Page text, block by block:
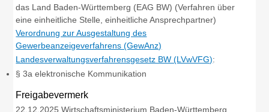
das Land Baden-Württemberg (EAG BW) (Verfahren über
eine einheitliche Stelle, einheitliche Ansprechpartner)
Verordnung zur Ausgestaltung des
Gewerbeanzeigeverfahrens (GewAnz)
Landesverwaltungsverfahrensgesetz BW (LVwVFG):
§ 3a elektronische Kommunikation
Freigabevermerk
22.12.2025 Wirtschaftsministerium Baden-Württemberg